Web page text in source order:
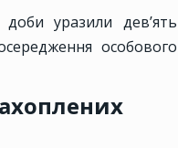
доби уразили дев’ять
особового